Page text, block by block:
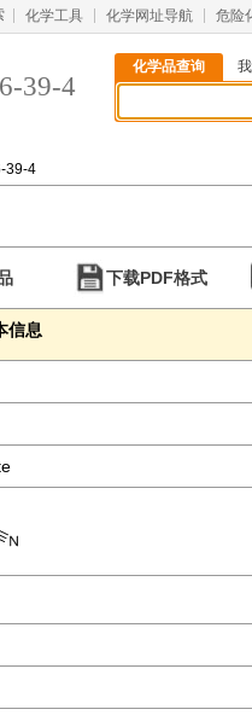
化学工具 化学网址导航 危险
39-4
化学品查询
39-4
下载PDF格式
信息